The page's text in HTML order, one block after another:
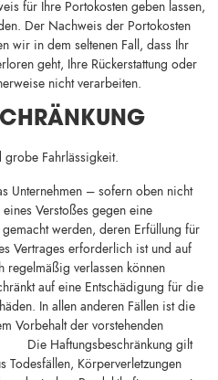
für Ihre Portokosten geben lassen,
Der Nachweis der Portokosten
wir in dem seltenen Fall, dass Ihr
geht, Ihre Rückerstattung oder
nicht verarbeiten.
Fahrlässigkeit.
Unternehmen – sofern oben nicht
Verstoßes gegen eine
werden, deren Erfüllung für
Vertrages erforderlich ist und auf
regelmäßig verlassen können
auf eine Entschädigung für die
In allen anderen Fällen ist die
Vorbehalt der vorstehenden
Die Haftungsbeschränkung gilt
Todesfällen, Körperverletzungen